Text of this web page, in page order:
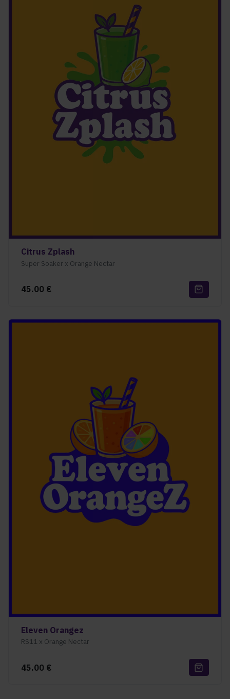
Citrus Zplash
Super Soaker x Orange Nectar
45.00 €
Eleven Orangez
RS11 x Orange Nectar
45.00 €